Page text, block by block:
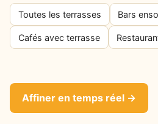
Toutes les terrasses Bars
Cafés avec terrasse
Affiner en temps réel →